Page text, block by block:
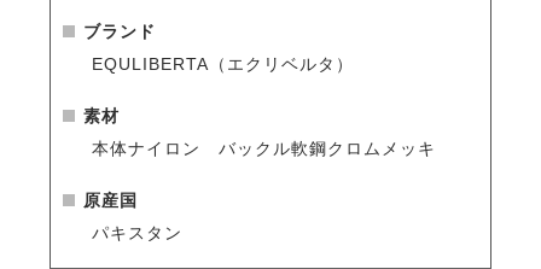
ブランド
EQULIBERTA（エクリベルタ）
素材
本体ナイロン バックル軟鋼クロムメッキ
原産国
パキスタン